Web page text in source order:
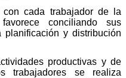
cada trabajador de la
conciliando sus
y distribución
productivas y de
trabajadores se realiza